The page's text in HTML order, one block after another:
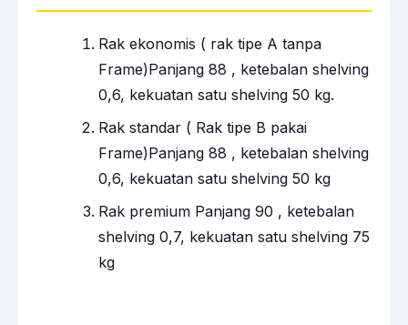
Rak ekonomis ( rak tipe A tanpa
Frame)Panjang 88 , ketebalan shelving
0,6, kekuatan satu shelving 50 kg.
Rak standar ( Rak tipe B pakai
Frame)Panjang 88 , ketebalan shelving
0,6, kekuatan satu shelving 50 kg
Rak premium Panjang 90 , ketebalan
shelving 0,7, kekuatan satu shelving 75
kg